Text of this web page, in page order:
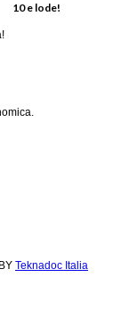
10 e lode!
Teknadoc Italia